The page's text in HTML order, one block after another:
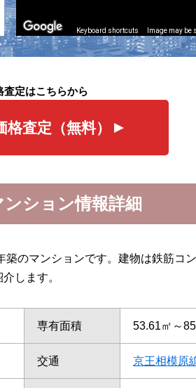
Keyboard shortcuts Image may be
査定はこちらから
査定（無料）
ション情報詳細
のマンションです。建物は鉄筋コ
します。
専有面積 53.61㎡～
交通 京王相模原